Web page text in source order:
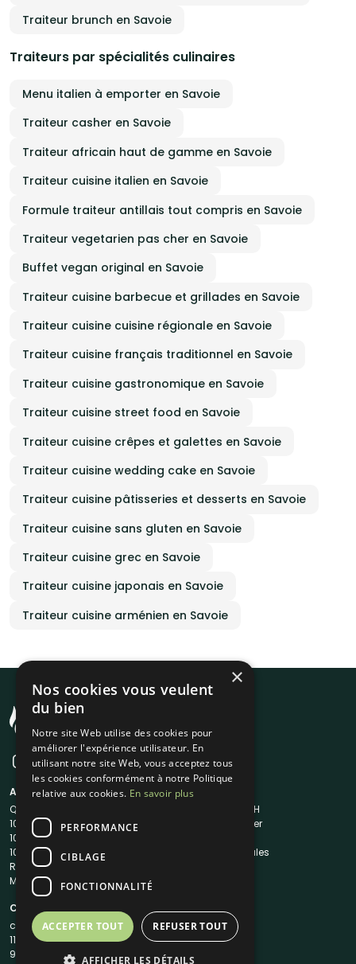
Traiteur brunch en Savoie
Traiteurs par spécialités culinaires
Menu italien à emporter en Savoie
Traiteur casher en Savoie
Traiteur africain haut de gamme en Savoie
Traiteur cuisine italien en Savoie
Formule traiteur antillais tout compris en Savoie
Traiteur vegetarien pas cher en Savoie
Buffet vegan original en Savoie
Traiteur cuisine barbecue et grillades en Savoie
Traiteur cuisine cuisine régionale en Savoie
Traiteur cuisine français traditionnel en Savoie
Traiteur cuisine gastronomique en Savoie
Traiteur cuisine street food en Savoie
Traiteur cuisine crêpes et galettes en Savoie
Traiteur cuisine wedding cake en Savoie
Traiteur cuisine pâtisseries et desserts en Savoie
Traiteur cuisine sans gluten en Savoie
Traiteur cuisine grec en Savoie
Traiteur cuisine japonais en Savoie
Traiteur cuisine arménien en Savoie
A propos
Qui sommes-nous ?
1001Salles
1001Salles PRO
1001DJ
Reserverunbar
MP2
Liens utiles
Traiteur en 48H
Nous contacter
Mentions légales
Contacts
contact@1001traiteurs.com
11 Rue Maurice Grandcoing
94200 Ivry-sur-Seine
×
Nos cookies vous veulent
du bien
Notre site Web utilise des cookies pour
améliorer l'expérience utilisateur. En
utilisant notre site Web, vous acceptez tous
les cookies conformément à notre Politique
relative aux cookies. En savoir plus
PERFORMANCE
CIBLAGE
FONCTIONNALITÉ
ACCEPTER TOUT REFUSER TOUT
AFFICHER LES DÉTAILS